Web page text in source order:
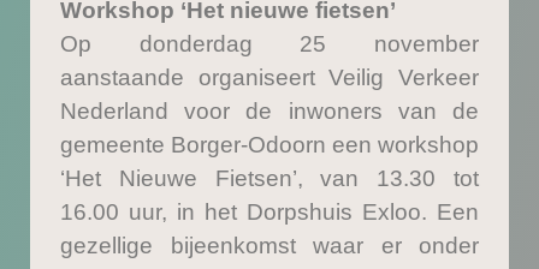
Workshop ‘Het nieuwe fietsen’
Op donderdag 25 november
aanstaande organiseert Veilig Verkeer
Nederland voor de inwoners van de
gemeente Borger-Odoorn een workshop
‘Het Nieuwe Fietsen’, van 13.30 tot
16.00 uur, in het Dorpshuis Exloo. Een
gezellige bijeenkomst waar er onder